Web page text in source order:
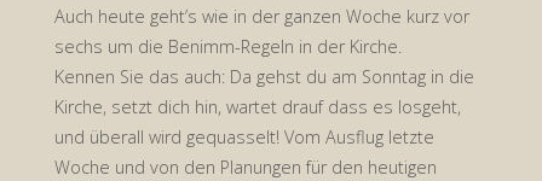
Auch heute geht’s wie in der ganzen Woche kurz vor
sechs um die Benimm-Regeln in der Kirche.
Kennen Sie das auch: Da gehst du am Sonntag in die
Kirche, setzt dich hin, wartet drauf dass es losgeht,
und überall wird gequasselt! Vom Ausflug letzte
Woche und von den Planungen für den heutigen